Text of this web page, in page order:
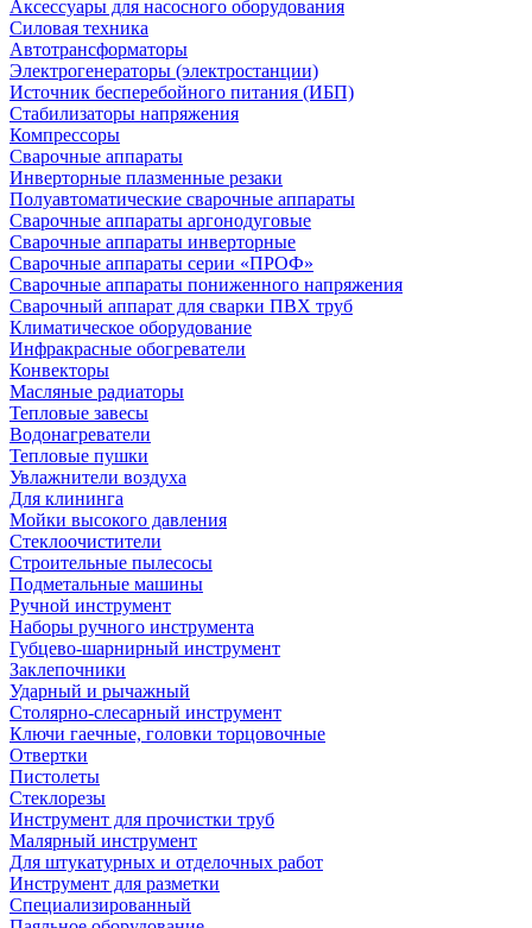
Аксессуары для насосного оборудования
Силовая техника
Автотрансформаторы
Электрогенераторы (электростанции)
Источник бесперебойного питания (ИБП)
Стабилизаторы напряжения
Компрессоры
Сварочные аппараты
Инверторные плазменные резаки
Полуавтоматические сварочные аппараты
Сварочные аппараты аргонодуговые
Сварочные аппараты инверторные
Сварочные аппараты серии «ПРОФ»
Сварочные аппараты пониженного напряжения
Сварочный аппарат для сварки ПВХ труб
Климатическое оборудование
Инфракрасные обогреватели
Конвекторы
Масляные радиаторы
Тепловые завесы
Водонагреватели
Тепловые пушки
Увлажнители воздуха
Для клининга
Мойки высокого давления
Стеклоочистители
Строительные пылесосы
Подметальные машины
Ручной инструмент
Наборы ручного инструмента
Губцево-шарнирный инструмент
Заклепочники
Ударный и рычажный
Столярно-слесарный инструмент
Ключи гаечные, головки торцовочные
Отвертки
Пистолеты
Стеклорезы
Инструмент для прочистки труб
Малярный инструмент
Для штукатурных и отделочных работ
Инструмент для разметки
Специализированный